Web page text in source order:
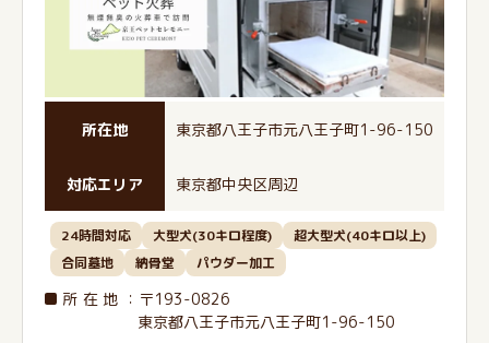
所在地 東京都八王子市元八王子町1-96-150
対応エリア 東京都中央区周辺
24時間対応 大型犬(30キロ程度)
超大型犬(40キロ以上)
合同墓地
納骨堂 パウダー加工
所在地 ：〒193-0826
東京都八王子市元八王子町1-96-150